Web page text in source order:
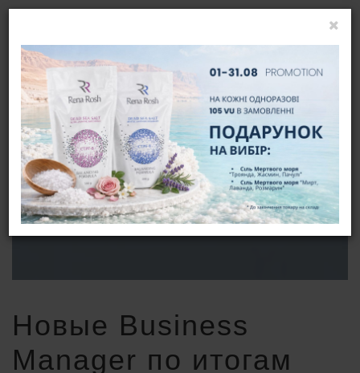
НОВЫЕ BUSINESS MANAGER ПО
ИТОГАМ ОКТЯБРЯ 2021
HOME NEWS НОВЫЕ BUSINESS MANAGER ПО ИТОГАМ ОКТЯБРЯ 2021
Новые Business
Manager по итогам